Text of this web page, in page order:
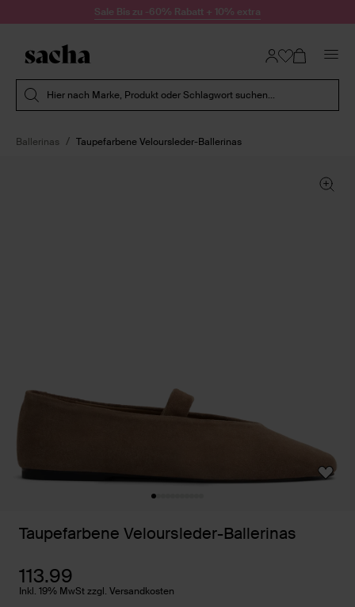
Zum Inhalt springenSale Bis zu -60% Rabatt + 10% extra
Hier nach Marke, Produkt oder Schlagwort suchen...
Ballerinas Taupefarbene Veloursleder-Ballerinas
Taupefarbene Veloursleder-Ballerinas
113.99
Inkl. 19% MwSt zzgl. Versandkosten